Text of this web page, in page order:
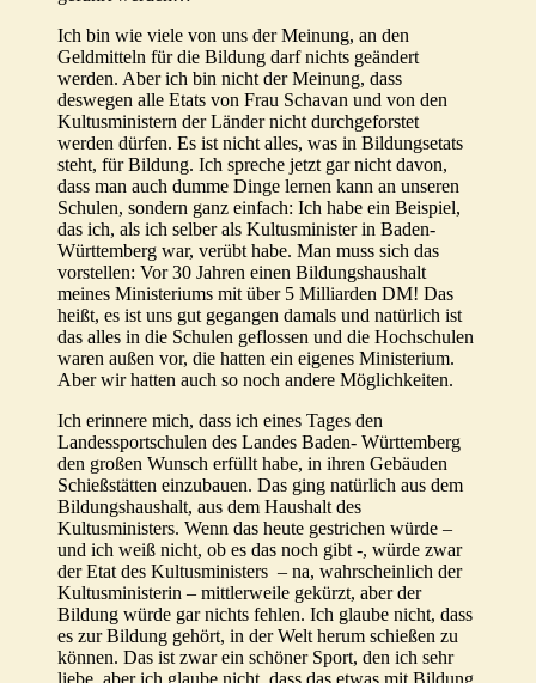
Ich bin wie viele von uns der Meinung, an den
Geldmitteln für die Bildung darf nichts geändert
werden. Aber ich bin nicht der Meinung, dass
deswegen alle Etats von Frau Schavan und von den
Kultusministern der Länder nicht durchgeforstet
werden dürfen. Es ist nicht alles, was in Bildungsetats
steht, für Bildung. Ich spreche jetzt gar nicht davon,
dass man auch dumme Dinge lernen kann an unseren
Schulen, sondern ganz einfach: Ich habe ein Beispiel,
das ich, als ich selber als Kultusminister in Baden-
Württemberg war, verübt habe. Man muss sich das
vorstellen: Vor 30 Jahren einen Bildungshaushalt
meines Ministeriums mit über 5 Milliarden DM! Das
heißt, es ist uns gut gegangen damals und natürlich ist
das alles in die Schulen geflossen und die Hochschulen
waren außen vor, die hatten ein eigenes Ministerium.
Aber wir hatten auch so noch andere Möglichkeiten.
Ich erinnere mich, dass ich eines Tages den
Landessportschulen des Landes Baden- Württemberg
den großen Wunsch erfüllt habe, in ihren Gebäuden
Schießstätten einzubauen. Das ging natürlich aus dem
Bildungshaushalt, aus dem Haushalt des
Kultusministers. Wenn das heute gestrichen würde –
und ich weiß nicht, ob es das noch gibt -, würde zwar
der Etat des Kultusministers – na, wahrscheinlich der
Kultusministerin – mittlerweile gekürzt, aber der
Bildung würde gar nichts fehlen. Ich glaube nicht, dass
es zur Bildung gehört, in der Welt herum schießen zu
können. Das ist zwar ein schöner Sport, den ich sehr
liebe, aber ich glaube nicht, dass das etwas mit Bildung